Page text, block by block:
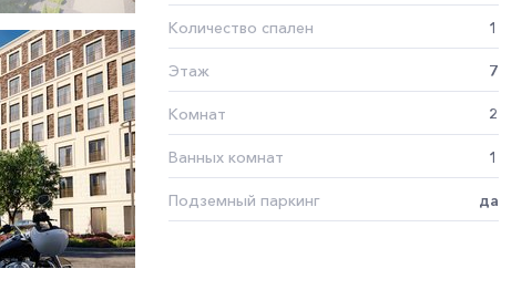
Количество спален 1
Этаж 7
Комнат 2
Ванных комнат 1
Подземный паркинг да